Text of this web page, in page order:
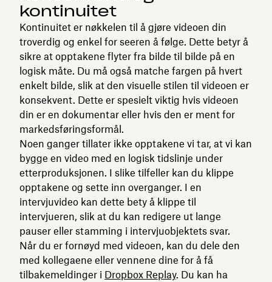
kontinuitet
Kontinuitet er nøkkelen til å gjøre videoen din
troverdig og enkel for seeren å følge. Dette betyr å
sikre at opptakene flyter fra bilde til bilde på en
logisk måte. Du må også matche fargen på hvert
enkelt bilde, slik at den visuelle stilen til videoen er
konsekvent. Dette er spesielt viktig hvis videoen
din er en dokumentar eller hvis den er ment for
markedsføringsformål.
Noen ganger tillater ikke opptakene vi tar, at vi kan
bygge en video med en logisk tidslinje under
etterproduksjonen. I slike tilfeller kan du klippe
opptakene og sette inn overganger. I en
intervjuvideo kan dette bety å klippe til
intervjueren, slik at du kan redigere ut lange
pauser eller stamming i intervjuobjektets svar.
Når du er fornøyd med videoen, kan du dele den
med kollegaene eller vennene dine for å få
tilbakemeldinger i Dropbox Replay. Du kan ha